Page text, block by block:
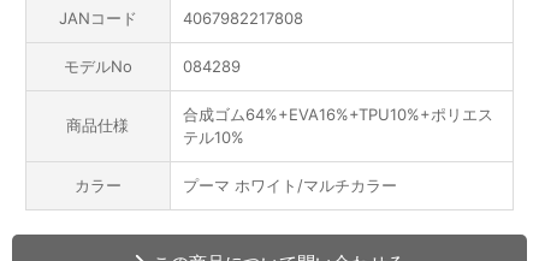
JANコード 4067982217808
モデルNo 084289
商品仕様
合成ゴム64%+EVA16%+TPU10%+ポリエス
テル10%
カラー プーマ ホワイト/マルチカラー